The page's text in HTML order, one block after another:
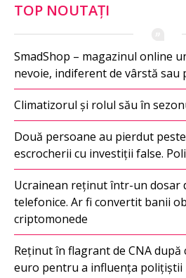
TOP NOUTAȚI
SmadShop – magazinul online
nevoie, indiferent de vârstă
Climatizorul și rolul său în
Două persoane au pierdut
escrocherii cu investiții false.
Ucrainean reținut într-un dosar
telefonice. Ar fi convertit banii
criptomonede
Reținut în flagrant de CNA după
euro pentru a influența polițiștii